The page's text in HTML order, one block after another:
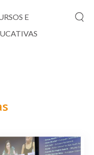
E